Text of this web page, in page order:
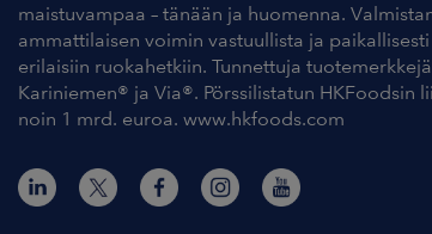
maistuvampaa – tänään ja huomenna.
ammattilaisen voimin vastuullista ja
erilaisiin ruokahetkiin. Tunnettuja
Kariniemen® ja Via®. Pörssilistatun HKFoodsin
noin 1 mrd. euroa. www.hkfoods.com